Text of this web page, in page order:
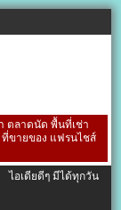
ตลาดนัด พื้นที่เช่า
ที่ขายของ แฟรนไชส์
ไอเดียดีๆ มีได้ทุกวัน